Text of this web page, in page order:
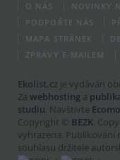
O NÁS NOVINKY
PODPOŘTE NÁS
MAPA STRÁNEK
ZPRÁVY E-MAILEM
Ekolist.cz je vydáván
Za webhosting a
studiu. Navštivte
Copyright © BEZK.
vyhrazena. Publikování
souhlasu držitele